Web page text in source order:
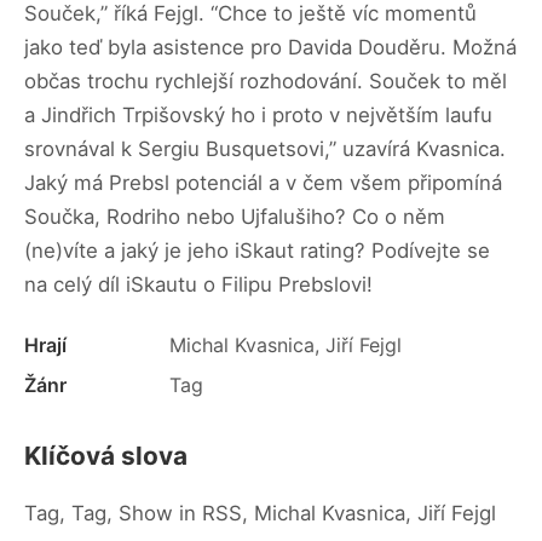
Souček,” říká Fejgl. “Chce to ještě víc momentů
jako teď byla asistence pro Davida Douděru. Možná
občas trochu rychlejší rozhodování. Souček to měl
a Jindřich Trpišovský ho i proto v největším laufu
srovnával k Sergiu Busquetsovi,” uzavírá Kvasnica.
Jaký má Prebsl potenciál a v čem všem připomíná
Součka, Rodriho nebo Ujfalušiho? Co o něm
(ne)víte a jaký je jeho iSkaut rating? Podívejte se
na celý díl iSkautu o Filipu Prebslovi!
Hrají
Michal Kvasnica, Jiří Fejgl
Žánr
Tag
Klíčová slova
Tag, Tag, Show in RSS, Michal Kvasnica, Jiří Fejgl